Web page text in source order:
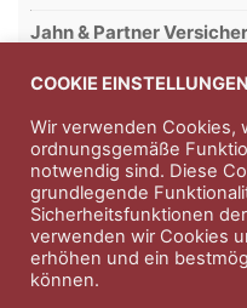
Jahn & Partner
Professioneller
Impressum
Datenschutzerklärung
COOKIE EINSTELLUNGEN
Wir verwenden Cookies,
ordnungsgemäße
notwendig sind. Diese
grundlegende
Sicherheitsfunktionen
verwenden wir Cookies
erhöhen und ein
können.